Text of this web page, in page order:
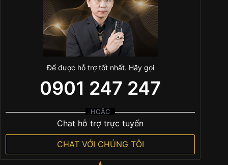
Để được hỗ trợ tốt nhất. Hãy gọi
0901 247 247
HOẶC
Chat hỗ trợ trực tuyến
CHAT VỚI CHÚNG TÔI